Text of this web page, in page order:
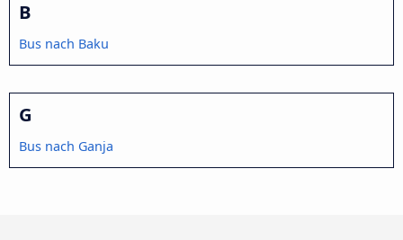
B
Bus nach Baku
G
Bus nach Ganja